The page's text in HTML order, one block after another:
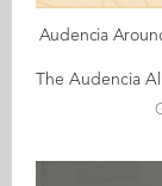
Audencia